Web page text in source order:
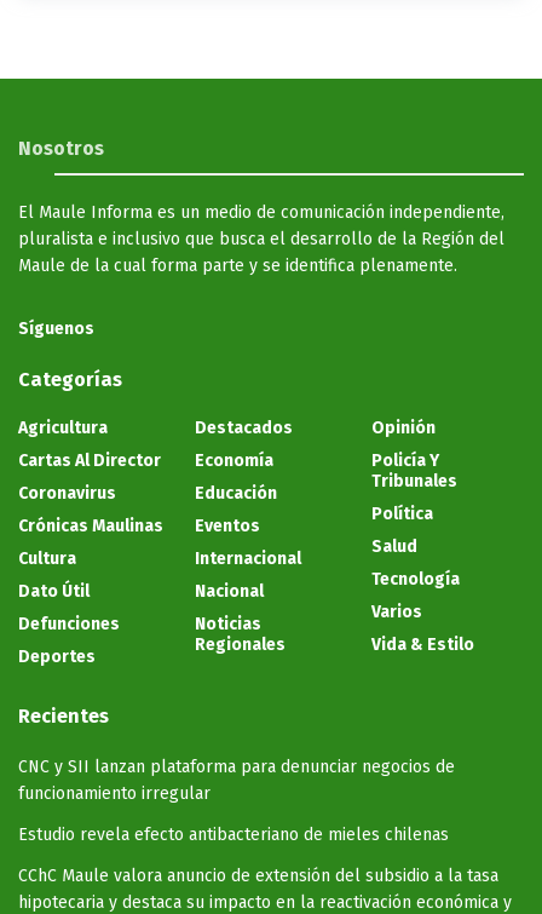
Nosotros
El Maule Informa es un medio de comunicación independiente,
pluralista e inclusivo que busca el desarrollo de la Región del
Maule de la cual forma parte y se identifica plenamente.
Síguenos
Categorías
Agricultura
Cartas Al Director
Coronavirus
Crónicas Maulinas
Cultura
Dato Útil
Defunciones
Deportes
Destacados
Economía
Educación
Eventos
Internacional
Nacional
Noticias
Regionales
Opinión
Policía Y
Tribunales
Política
Salud
Tecnología
Varios
Vida & Estilo
Recientes
CNC y SII lanzan plataforma para denunciar negocios de
funcionamiento irregular
Estudio revela efecto antibacteriano de mieles chilenas
CChC Maule valora anuncio de extensión del subsidio a la tasa
hipotecaria y destaca su impacto en la reactivación económica y